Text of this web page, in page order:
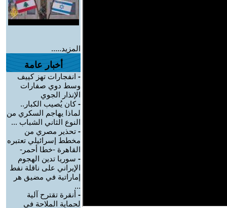
المزيد.....
أخبار عامة
- انفجارات تهز كييف
وسط دوي صفارات
الإنذار الجوي
-كان يُصيب الكبار..
لماذا يهاجم السكري من
النوع الثاني الشباب ...
- تحذير مصري من
مخطط إسرائيلي تعتبره
القاهرة -خطا أحمر-
- سوريا تدين الهجوم
الإيراني على ناقلة نفط
إماراتية في مضيق هر
...
- أنقرة تقترح آلية
لحماية الملاحة في